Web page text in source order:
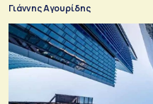
Γιάννης Αγουρίδης